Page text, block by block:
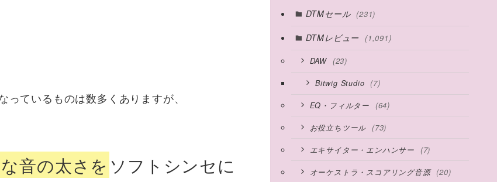
ているものは数多くありますが、
音の太さを ソフトシンセに
DTMセール (231)
DTMレビュー (1,091)
DAW (23)
Bitwig Studio (7)
EQ・フィルター (64)
お役立ちツール (73)
エキサイター・エンハンサー (7)
オーケストラ・スコアリング音源 (20)